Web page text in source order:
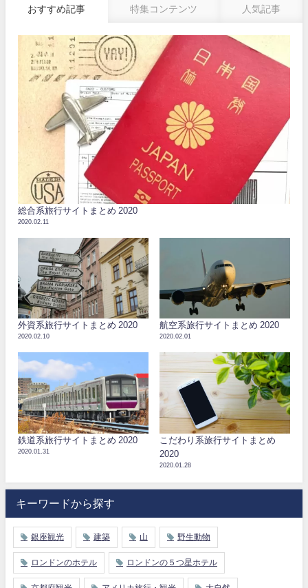
おすすめ記事 特集コンテンツ 人気記事
総合系旅行サイトまとめ 2020
2020.02.11
外資系旅行サイトまとめ 2020
2020.02.10
航空系旅行サイトまとめ 2020
2020.02.01
鉄道系旅行サイトまとめ 2020
2020.01.31
こだわり系旅行サイトまとめ
2020
2020.01.28
キーワードから探す
銀座観光 建築 山 野生動物
ロンドンのホテル ロンドンの５つ星ホテル